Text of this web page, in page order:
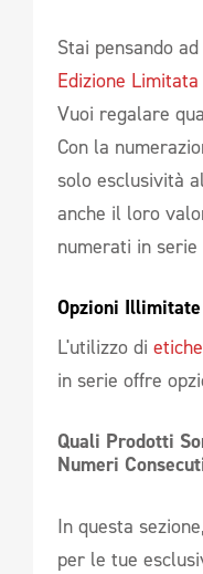
Stai pensando
Edizione Limitata
Vuoi regalare
Con la
solo esclusività
anche il loro
numerati in
Opzioni Illimitate
L'utilizzo di
in serie offre
Quali Prodotti
Numeri
In questa
per le tue